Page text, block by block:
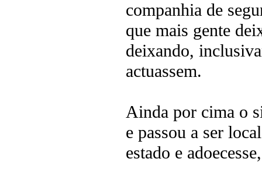
companhia de
que mais gente
deixando,
actuassem.
Ainda por cima o
e passou a ser
estado e